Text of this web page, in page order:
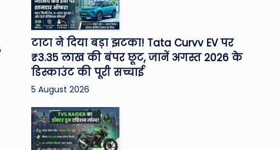
टाटा ने दिया बड़ा झटका! Tata Curvv EV पर
₹3.35 लाख की बंपर छूट, जानें अगस्त 2026 के
डिस्काउंट की पूरी सच्चाई
5 August 2026